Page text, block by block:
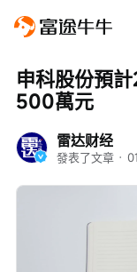
雷达财经
發表了文章 ·
申科股份預
500萬元